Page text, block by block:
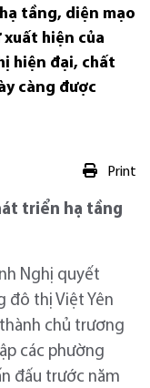
tầng, diện mạo
hiện của
hiện đại, chất
càng được
Print
triển hạ tầng
Nghị quyết
đô thị Việt Yên
chủ trương
các phường
đấu trước năm